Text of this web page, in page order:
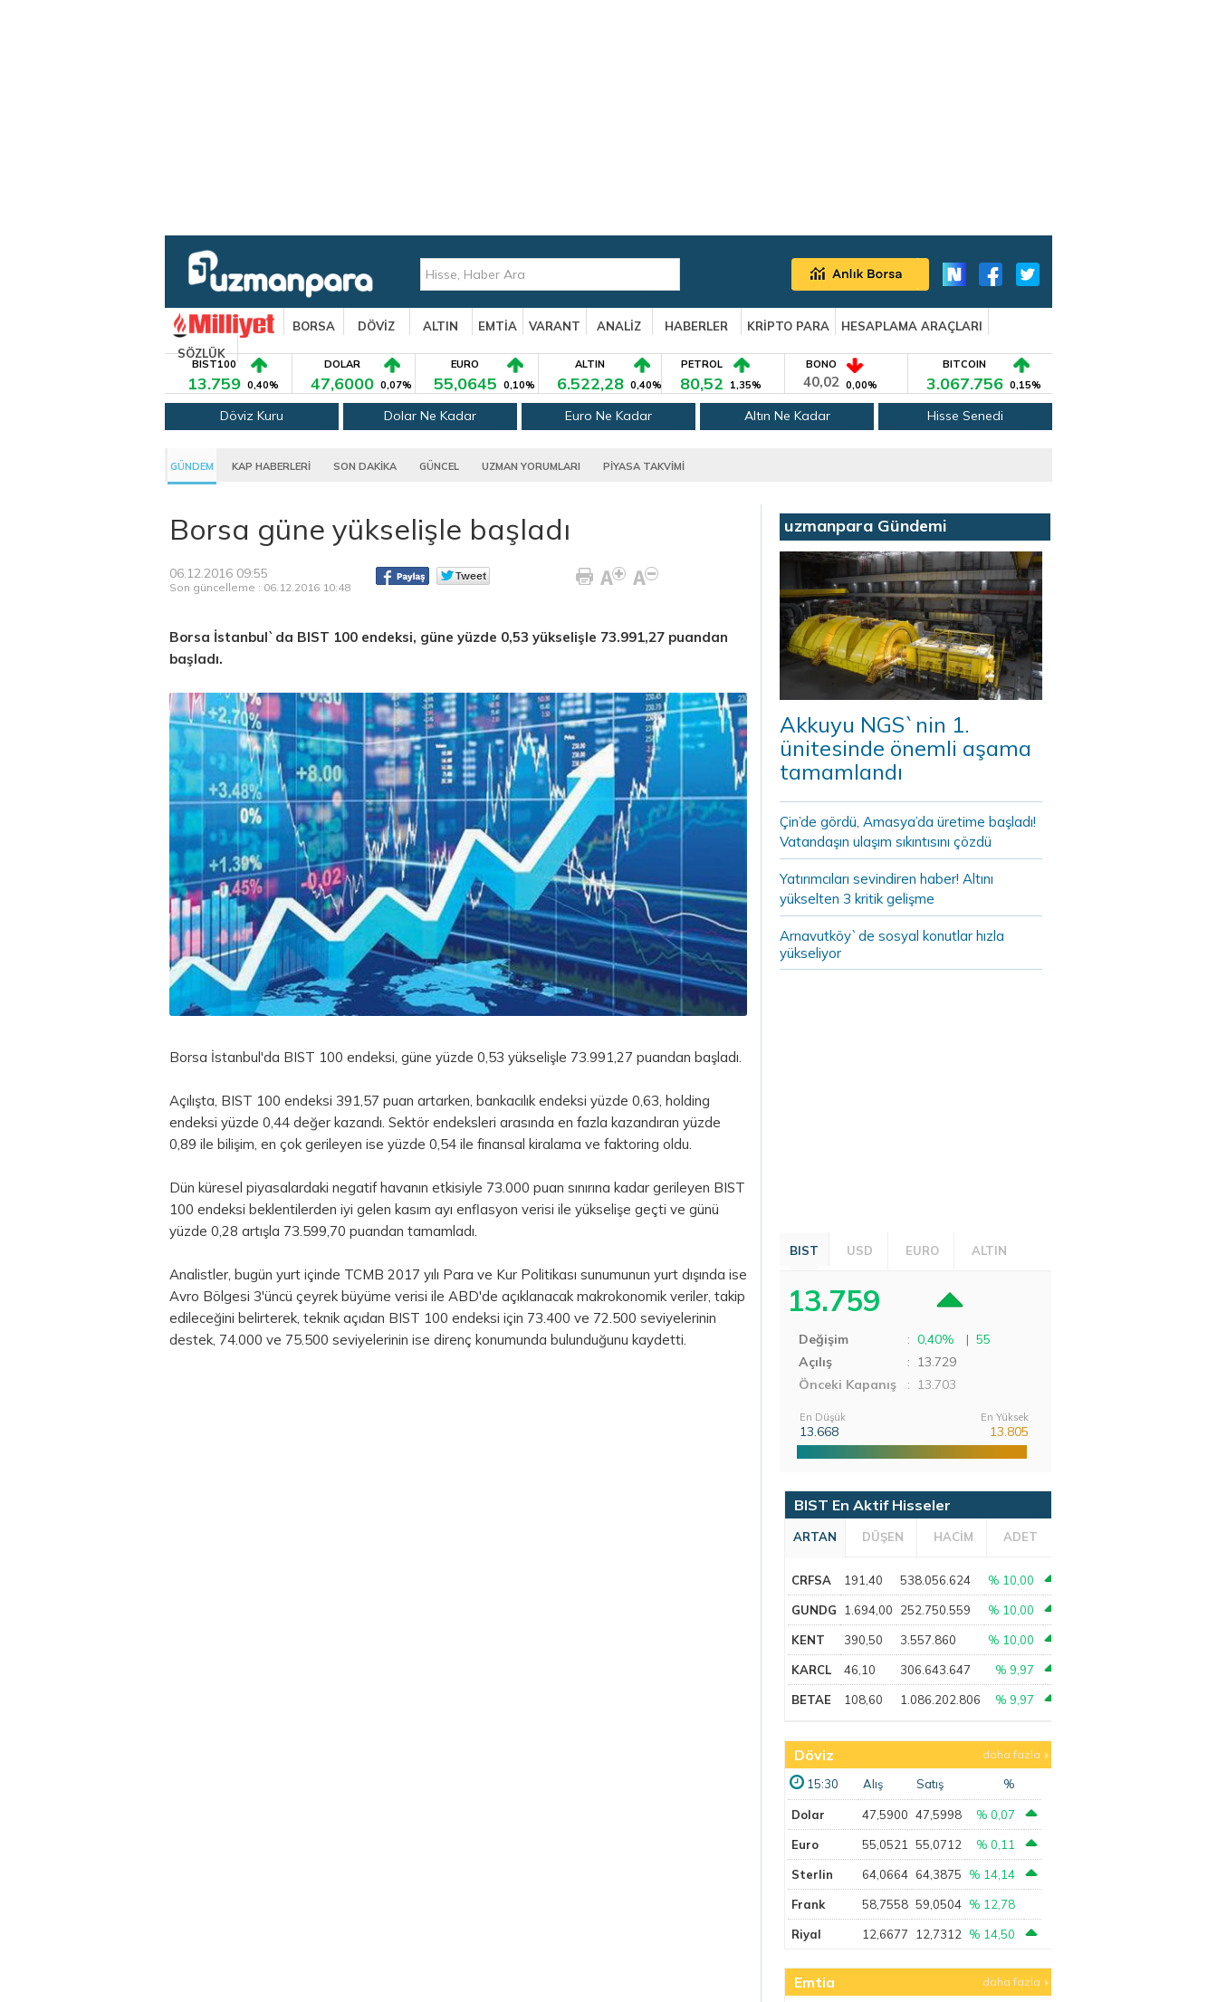
BORSA DÖVİZ ALTIN EMTİA VARANT ANALİZ HABERLER KRİPTO PARA
HESAPLAMA ARAÇLARI
SÖZLÜK
BIST100
13.759 0,40%
DOLAR
47,6000 0,07%
EURO
55,0645 0,10%
ALTIN
6.522,28 0,40%
PETROL
80,52 1,35%
BONO
40,02 0,00%
BITCOIN
3.067.756 0,15%
Döviz Kuru Dolar Ne Kadar Euro Ne Kadar Altın Ne Kadar Hisse Senedi
GÜNDEM KAP HABERLERİ SON DAKİKA GÜNCEL UZMAN YORUMLARI PİYASA TAKVİMİ
Borsa güne yükselişle başladı
06.12.2016 09:55
Son güncelleme : 06.12.2016 10:48
Borsa İstanbul`da BIST 100 endeksi, güne yüzde 0,53 yükselişle 73.991,27 puandan
başladı.
Borsa İstanbul'da BIST 100 endeksi, güne yüzde 0,53 yükselişle 73.991,27 puandan başladı.
Açılışta, BIST 100 endeksi 391,57 puan artarken, bankacılık endeksi yüzde 0,63, holding
endeksi yüzde 0,44 değer kazandı. Sektör endeksleri arasında en fazla kazandıran yüzde
0,89 ile bilişim, en çok gerileyen ise yüzde 0,54 ile finansal kiralama ve faktoring oldu.
Dün küresel piyasalardaki negatif havanın etkisiyle 73.000 puan sınırına kadar gerileyen BIST
100 endeksi beklentilerden iyi gelen kasım ayı enflasyon verisi ile yükselişe geçti ve günü
yüzde 0,28 artışla 73.599,70 puandan tamamladı.
Analistler, bugün yurt içinde TCMB 2017 yılı Para ve Kur Politikası sunumunun yurt dışında ise
Avro Bölgesi 3'üncü çeyrek büyüme verisi ile ABD'de açıklanacak makrokonomik veriler, takip
edileceğini belirterek, teknik açıdan BIST 100 endeksi için 73.400 ve 72.500 seviyelerinin
destek, 74.000 ve 75.500 seviyelerinin ise direnç konumunda bulunduğunu kaydetti.
uzmanpara Gündemi
Akkuyu NGS`nin 1.
ünitesinde önemli aşama
tamamlandı
Çin’de gördü, Amasya’da üretime başladı!
Vatandaşın ulaşım sıkıntısını çözdü
Yatırımcıları sevindiren haber! Altını
yükselten 3 kritik gelişme
Arnavutköy`de sosyal konutlar hızla
yükseliyor
BIST USD EURO ALTIN
13.759
Değişim : 0,40% | 55
Açılış
: 13.729
Önceki Kapanış
: 13.703
En Düşük
13.668
En Yüksek
13.805
BIST En Aktif Hisseler
ARTAN DÜŞEN HACİM ADET
CRFSA 191,40 538.056.624 % 10,00
GUNDG 1.694,00 252.750.559 % 10,00
KENT 390,50 3.557.860 % 10,00
KARCL 46,10 306.643.647 % 9,97
BETAE 108,60 1.086.202.806 % 9,97
Döviz daha fazla
15:30 Alış Satış %
Dolar 47,5900 47,5998 % 0,07
Euro 55,0521 55,0712 % 0,11
Sterlin 64,0664 64,3875 % 14,14
Frank 58,7558 59,0504 % 12,78
Riyal 12,6677 12,7312 % 14,50
Emtia daha fazla